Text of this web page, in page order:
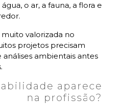
o ar, a fauna, a flora e
valorizada no
projetos precisam
análises ambientais antes
aparece
na profissão?